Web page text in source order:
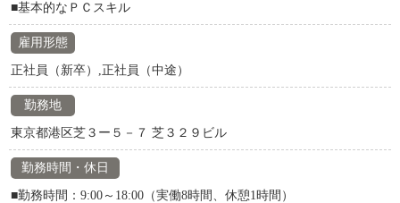
■基本的なＰＣスキル
雇用形態
正社員（新卒）,正社員（中途）
勤務地
東京都港区芝３ー５－７ 芝３２９ビル
勤務時間・休日
■勤務時間：9:00～18:00（実働8時間、休憩1時間）